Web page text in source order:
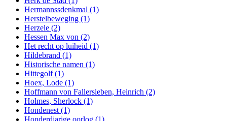
Hermannssdenkmal (1)
Herstelbeweging (1)
Herzele (2)
Hessen Max von (2)
Het recht op luiheid (1)
Hildebrand (1)
Historische namen (1)
Hittegolf(1)
Hoex, Lode (1)
Hoffmann von Fallersleben, Heinrich (2)
Holmes, Sherlock (1)
Hondenest (1)
Honderdjarige oorlog (1)